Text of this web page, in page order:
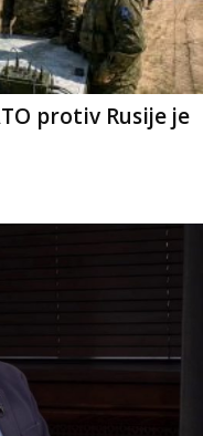
protiv Rusije je